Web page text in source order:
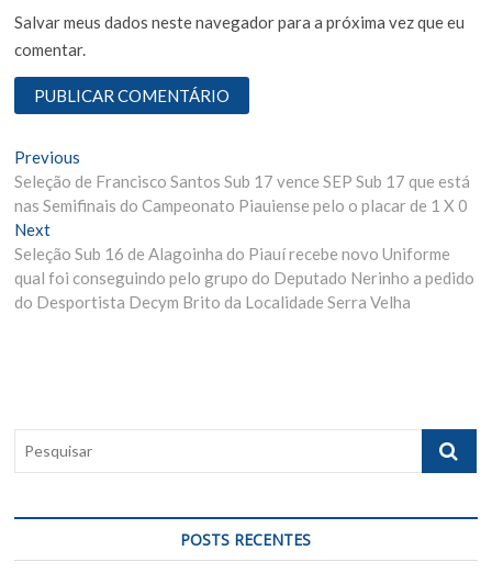
Salvar meus dados neste navegador para a próxima vez que eu
comentar.
N
a
v
e
g
o
d
e
Previous
r
e
i
o
u
:
Seleção de Francisco Santos Sub 17 vence SEP Sub 17 que está
nas Semifinais do Campeonato Piauiense pelo o placar de 1 X 0
Next
e
x
t
Seleção Sub 16 de Alagoinha do Piauí recebe novo Uniforme
qual foi conseguindo pelo grupo do Deputado Nerinho a pedido
do Desportista Decym Brito da Localidade Serra Velha
q
i
POSTS RECENTES